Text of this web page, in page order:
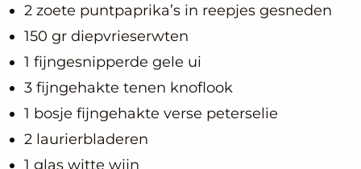
2 zoete puntpaprika’s in reepjes gesneden
150 gr diepvrieserwten
1 fijngesnipperde gele ui
3 fijngehakte tenen knoflook
1 bosje fijngehakte verse peterselie
2 laurierbladeren
1 glas witte wijn